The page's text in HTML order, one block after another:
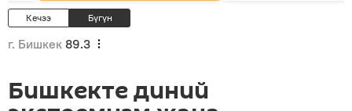
Кечээ Бүгүн
г. Бишкек 89.3
Бишкекте диний